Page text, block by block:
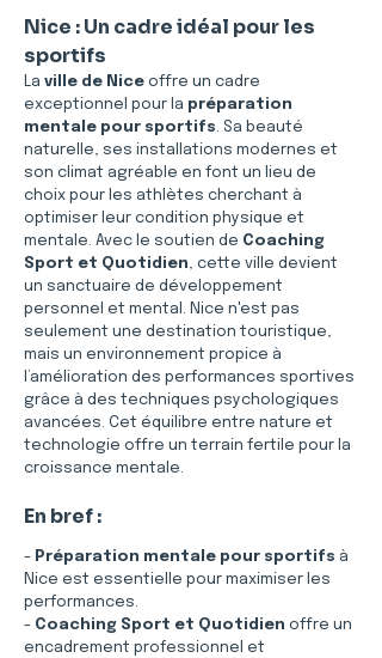
Nice : Un cadre idéal pour les
sportifs
La ville de Nice offre un cadre
exceptionnel pour la préparation
mentale pour sportifs. Sa beauté
naturelle, ses installations modernes et
son climat agréable en font un lieu de
choix pour les athlètes cherchant à
optimiser leur condition physique et
mentale. Avec le soutien de Coaching
Sport et Quotidien, cette ville devient
un sanctuaire de développement
personnel et mental. Nice n'est pas
seulement une destination touristique,
mais un environnement propice à
l’amélioration des performances sportives
grâce à des techniques psychologiques
avancées. Cet équilibre entre nature et
technologie offre un terrain fertile pour la
croissance mentale.
En bref :
- Préparation mentale pour sportifs à
Nice est essentielle pour maximiser les
performances.
- Coaching Sport et Quotidien offre un
encadrement professionnel et